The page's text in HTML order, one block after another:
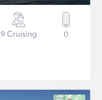
9 Cruising 0